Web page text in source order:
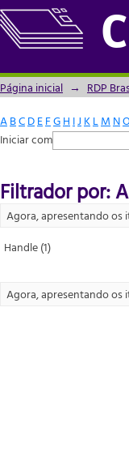
Filtrador por:
Página inicial → RDP
ABCDEFGH IJ KLM N
Iniciar com
Filtrador por:
Agora, apresentando os
Handle (1)
Agora, apresentando os